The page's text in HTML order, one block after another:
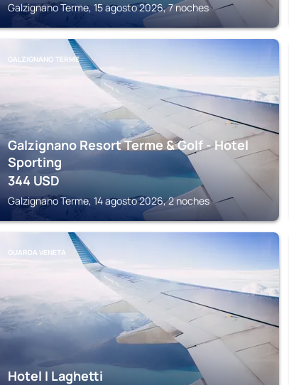
Galzignano Terme, 15 agosto 2026, 7 noches
GALZIGNANO TERME
Galzignano Resort Terme & Golf - Hotel
Sporting
344 USD
Galzignano Terme, 14 agosto 2026, 2 noches
GUARDA VENETA
Hotel I Laghetti